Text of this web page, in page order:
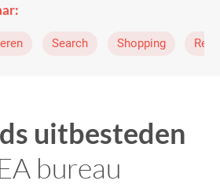
Search Shopping
uitbesteden
bureau